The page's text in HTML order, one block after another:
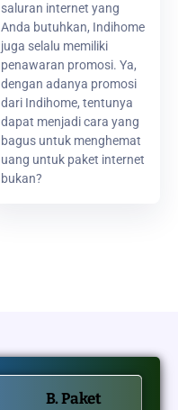
saluran internet yang
Anda butuhkan, Indihome
juga selalu memiliki
penawaran promosi. Ya,
dengan adanya promosi
dari Indihome, tentunya
dapat menjadi cara yang
bagus untuk menghemat
uang untuk paket internet
bukan?
B. Paket